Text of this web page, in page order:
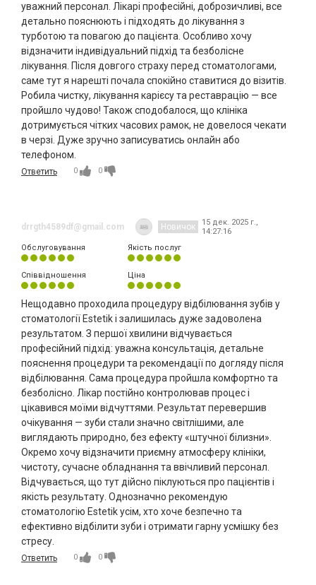
уважний персонал. Лікарі професійні, доброзичливі, все
детально пояснюють і підходять до лікування з
турботою та повагою до пацієнта. Особливо хочу
відзначити індивідуальний підхід та безболісне
лікування. Після довгого страху перед стоматологами,
саме тут я нарешті почала спокійно ставитися до візитів.
Робила чистку, лікування карієсу та реставрацію — все
пройшло чудово! Також сподобалося, що клініка
дотримується чітких часових рамок, не довелося чекати
в черзі. Дуже зручно записуватись онлайн або
телефоном.
Ответить 0 0
drrgth4589df@gmail.com Новичок
15 дек. 2025 г.,
14:27:16
Обслуговування
Якість послуг
Співвідношення Ціна
Нещодавно проходила процедуру відбілювання зубів у
стоматології Estetik і залишилась дуже задоволена
результатом. З першої хвилини відчувається
професійний підхід: уважна консультація, детальне
пояснення процедури та рекомендації по догляду після
відбілювання. Сама процедура пройшла комфортно та
безболісно. Лікар постійно контролював процес і
цікавився моїми відчуттями. Результат перевершив
очікування — зуби стали значно світлішими, але
виглядають природно, без ефекту «штучної білизни».
Окремо хочу відзначити приємну атмосферу клініки,
чистоту, сучасне обладнання та ввічливий персонал.
Відчувається, що тут дійсно піклуються про пацієнтів і
якість результату. Однозначно рекомендую
стоматологію Estetik усім, хто хоче безпечно та
ефективно відбілити зуби і отримати гарну усмішку без
стресу.
Ответить 0 0